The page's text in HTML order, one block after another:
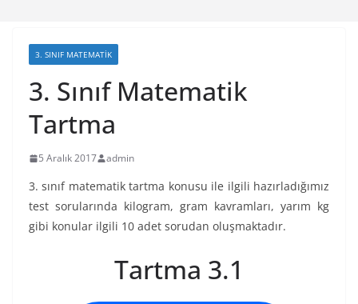
3. SINIF MATEMATIK
3. Sınıf Matematik
Tartma
5 Aralık 2017 admin
3. sınıf matematik tartma konusu ile ilgili hazırladığımız
test sorularında kilogram, gram kavramları, yarım kg
gibi konular ilgili 10 adet sorudan oluşmaktadır.
Tartma 3.1